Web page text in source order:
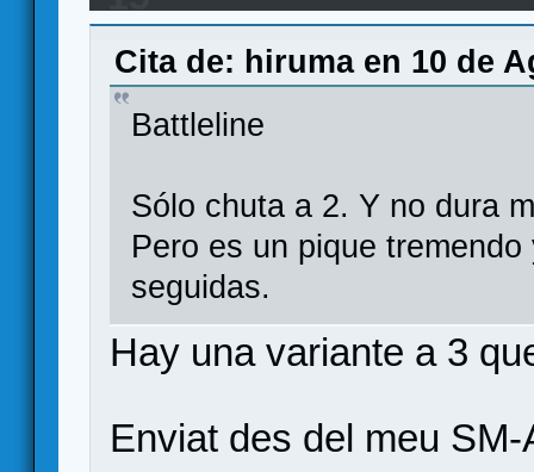
Cita de: hiruma en 10 de
Battleline
Sólo chuta a 2. Y no dura
Pero es un pique
seguidas.
Hay una variante a 3
Enviat des del meu